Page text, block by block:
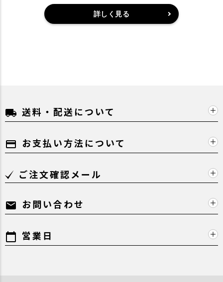
詳しく見る
local_shipping 送料・配送について
payment お支払い方法について
ご注文確認メール
mail お問い合わせ
calendar_today 営業日